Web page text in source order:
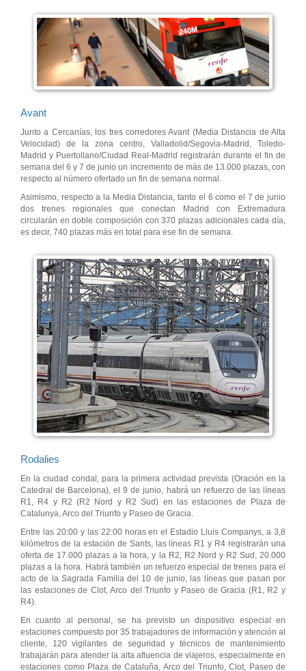
Avant
Junto a Cercanías, los tres corredores Avant (Media Distancia de Alta
Velocidad) de la zona centro, Valladolid/Segovia-Madrid, Toledo-
Madrid y Puertollano/Ciudad Real-Madrid registrarán durante el fin de
semana del 6 y 7 de junio un incremento de más de 13.000 plazas, con
respecto al número ofertado un fin de semana normal.
Asimismo, respecto a la Media Distancia, tanto el 6 como el 7 de junio
dos trenes regionales que conectan Madrid con Extremadura
circularán en doble composición con 370 plazas adicionales cada día,
es decir, 740 plazas más en total para ese fin de semana.
Rodalies
En la ciudad condal, para la primera actividad prevista (Oración en la
Catedral de Barcelona), el 9 de junio, habrá un refuerzo de las líneas
R1, R4 y R2 (R2 Nord y R2 Sud) en las estaciones de Plaza de
Catalunya, Arco del Triunfo y Paseo de Gracia.
Entre las 20:00 y las 22:00 horas en el Estadio Lluis Companys, a 3,8
kilómetros de la estación de Sants, las líneas R1 y R4 registrarán una
oferta de 17.000 plazas a la hora, y la R2, R2 Nord y R2 Sud, 20.000
plazas a la hora. Habrá también un refuerzo especial de trenes para el
acto de la Sagrada Familia del 10 de junio, las líneas que pasan por
las estaciones de Clot, Arco del Triunfo y Paseo de Gracia (R1, R2 y
R4).
En cuanto al personal, se ha previsto un dispositivo especial en
estaciones compuesto por 35 trabajadores de información y atención al
cliente, 120 vigilantes de seguridad y técnicos de mantenimiento
trabajarán para atender la alta afluencia de viajeros, especialmente en
estaciones como Plaza de Cataluña, Arco del Triunfo, Clot, Paseo de